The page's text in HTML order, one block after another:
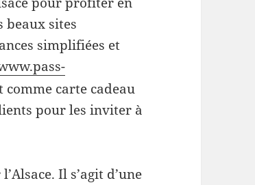
beaux sites
simplifiées et
comme carte cadeau
pour les inviter à
Il s’agit d’une